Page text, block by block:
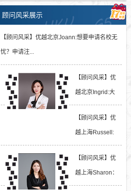
顾问风采展示
【顾问风采】优越北京Joann:想要申请名校无
忧？申请注...
【顾问风采】优
越北京Ingrid:大
家都会看的英国
顶尖院...
【顾问风采】优
越上海Russell:
双非不知道如何
轻松逆袭...
【顾问风采】优
越上海Sharon：
带你讲解新闻学